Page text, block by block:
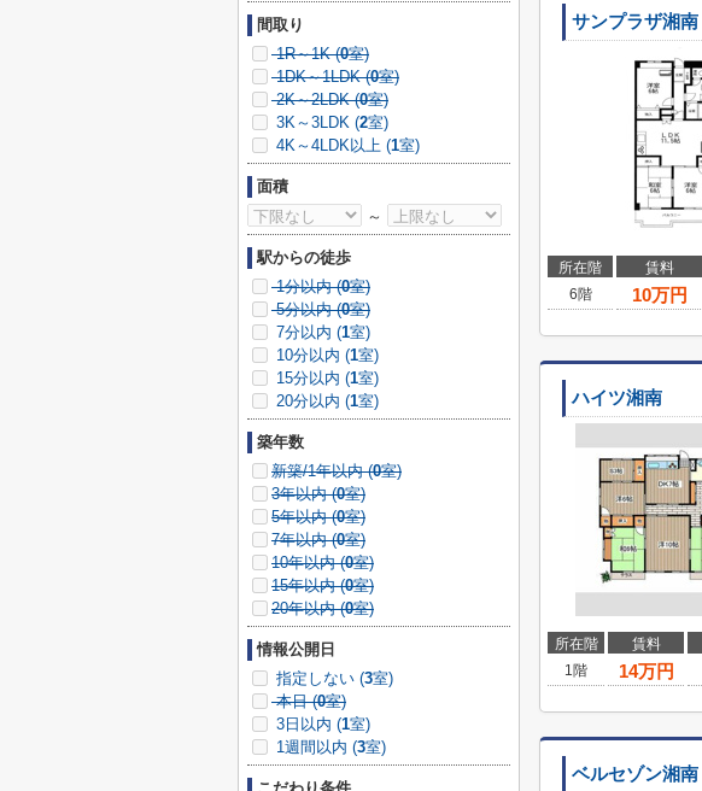
サンプラザ湘南
所在階 賃料
6階
10万円
ハイツ湘南
所在階 賃料
1階
14万円
ベルセゾン湘南
間取り
1R～1K (0室)
1DK～1LDK (0室)
2K～2LDK (0室)
3K～3LDK (2室)
4K～4LDK以上 (1室)
面積
～
駅からの徒歩
1分以内 (0室)
5分以内 (0室)
7分以内 (1室)
10分以内 (1室)
15分以内 (1室)
20分以内 (1室)
築年数
新築/1年以内 (0室)
3年以内 (0室)
5年以内 (0室)
7年以内 (0室)
10年以内 (0室)
15年以内 (0室)
20年以内 (0室)
情報公開日
指定しない (3室)
本日 (0室)
3日以内 (1室)
1週間以内 (3室)